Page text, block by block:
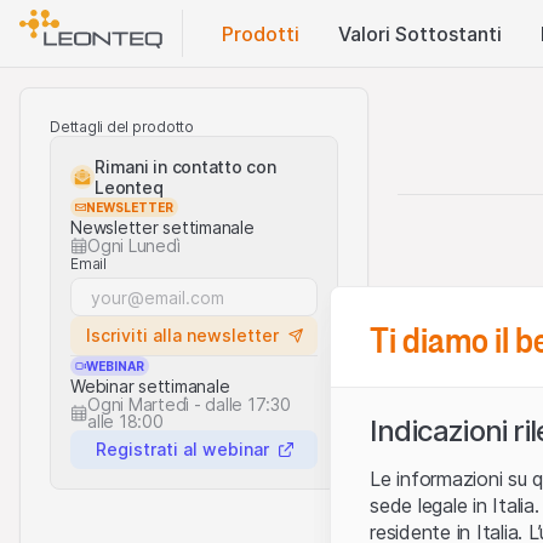
Prodotti Valori Sottostanti
Dettagli del prodotto
Rimani in contatto con
Leonteq
NEWSLETTER
Newsletter settimanale
Ogni Lunedì
Email
Iscriviti alla newsletter
WEBINAR
Webinar settimanale
Ogni Martedì - dalle 17:30
alle 18:00
Registrati al webinar
Ti diamo il
Indicazioni
Le informazioni su
sede legale in
residente in Italia.